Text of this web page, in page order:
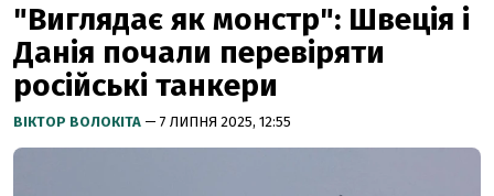
"Виглядає як монстр": Швеція і
Данія почали перевіряти
російські танкери
ВІКТОР ВОЛОКІТА — 7 ЛИПНЯ 2025, 12:55